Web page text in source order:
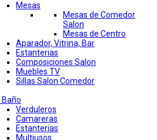
Mesas
Mesas de Comedor
Salon
Mesas de Centro
Aparador, Vitrina, Bar
Estanterias
Composiciones Salon
Muebles TV
Sillas Salon Comedor
Baño
Verduleros
Camareras
Estanterias
Multiusos